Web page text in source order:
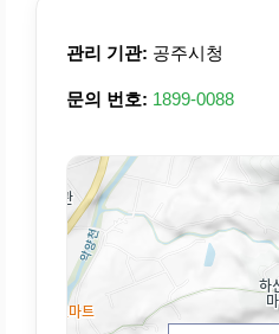
관리 기관: 공주시청
문의 번호: 1899-0088